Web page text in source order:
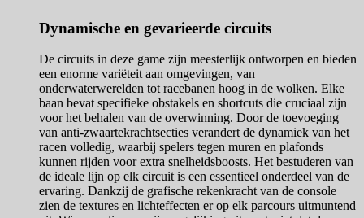
Dynamische en gevarieerde circuits
De circuits in deze game zijn meesterlijk ontworpen en bieden
een enorme variëteit aan omgevingen, van
onderwaterwerelden tot racebanen hoog in de wolken. Elke
baan bevat specifieke obstakels en shortcuts die cruciaal zijn
voor het behalen van de overwinning. Door de toevoeging
van anti-zwaartekrachtsecties verandert de dynamiek van het
racen volledig, waarbij spelers tegen muren en plafonds
kunnen rijden voor extra snelheidsboosts. Het bestuderen van
de ideale lijn op elk circuit is een essentieel onderdeel van de
ervaring. Dankzij de grafische rekenkracht van de console
zien de textures en lichteffecten er op elk parcours uitmuntend